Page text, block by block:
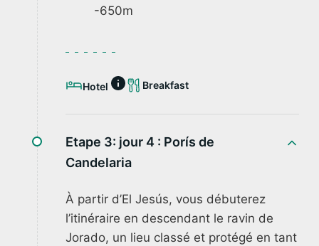
-650m
Hotel Breakfast
Etape 3: jour 4 : Porís de
Candelaria
À partir d’El Jesús, vous débuterez
l’itinéraire en descendant le ravin de
Jorado, un lieu classé et protégé en tant